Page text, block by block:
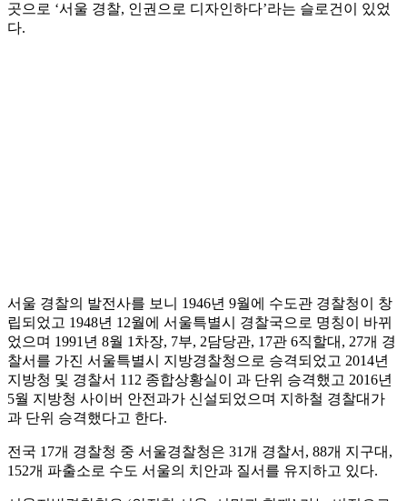
곳으로 ‘서울 경찰, 인권으로 디자인하다’라는 슬로건이 있었
다.
서울 경찰의 발전사를 보니 1946년 9월에 수도관 경찰청이 창
립되었고 1948년 12월에 서울특별시 경찰국으로 명칭이 바뀌
었으며 1991년 8월 1차장, 7부, 2담당관, 17관 6직할대, 27개 경
찰서를 가진 서울특별시 지방경찰청으로 승격되었고 2014년
지방청 및 경찰서 112 종합상황실이 과 단위 승격했고 2016년
5월 지방청 사이버 안전과가 신설되었으며 지하철 경찰대가
과 단위 승격했다고 한다.
전국 17개 경찰청 중 서울경찰청은 31개 경찰서, 88개 지구대,
152개 파출소로 수도 서울의 치안과 질서를 유지하고 있다.